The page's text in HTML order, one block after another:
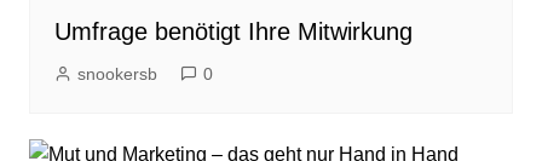
Umfrage benötigt Ihre Mitwirkung
snookersb 0